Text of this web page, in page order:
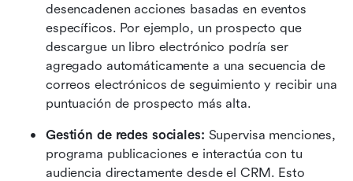
desencadenen acciones basadas en eventos
específicos. Por ejemplo, un prospecto que
descargue un libro electrónico podría ser
agregado automáticamente a una secuencia de
correos electrónicos de seguimiento y recibir una
puntuación de prospecto más alta.
Gestión de redes sociales: Supervisa menciones,
programa publicaciones e interactúa con tu
audiencia directamente desde el CRM. Esto